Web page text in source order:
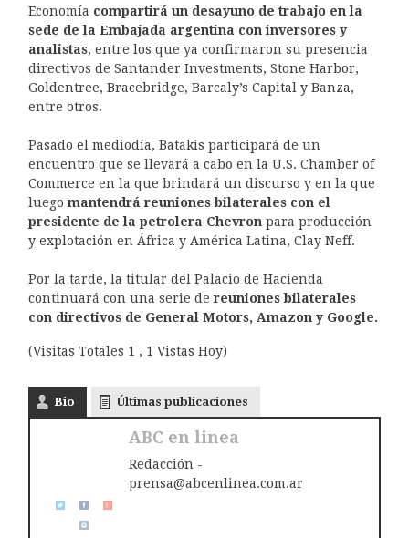
Economía compartirá un desayuno de trabajo en la
sede de la Embajada argentina con inversores y
analistas, entre los que ya confirmaron su presencia
directivos de Santander Investments, Stone Harbor,
Goldentree, Bracebridge, Barcaly’s Capital y Banza,
entre otros.
Pasado el mediodía, Batakis participará de un
encuentro que se llevará a cabo en la U.S. Chamber of
Commerce en la que brindará un discurso y en la que
luego mantendrá reuniones bilaterales con el
presidente de la petrolera Chevron para producción
y explotación en África y América Latina, Clay Neff.
Por la tarde, la titular del Palacio de Hacienda
continuará con una serie de reuniones bilaterales
con directivos de General Motors, Amazon y Google.
(Visitas Totales 1 , 1 Vistas Hoy)
Bio Últimas publicaciones
ABC en linea
Redacción -
prensa@abcenlinea.com.ar